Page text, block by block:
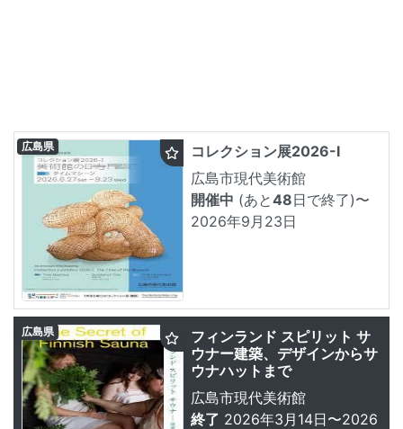
コレクション展2026-Ⅰ
広島市現代美術館
開催中 (あと48日で終了)〜
2026年9月23日
広島県
フィンランド スピリット サ
ウナー建築、デザインからサ
ウナハットまで
広島市現代美術館
終了 2026年3月14日〜2026
広島県